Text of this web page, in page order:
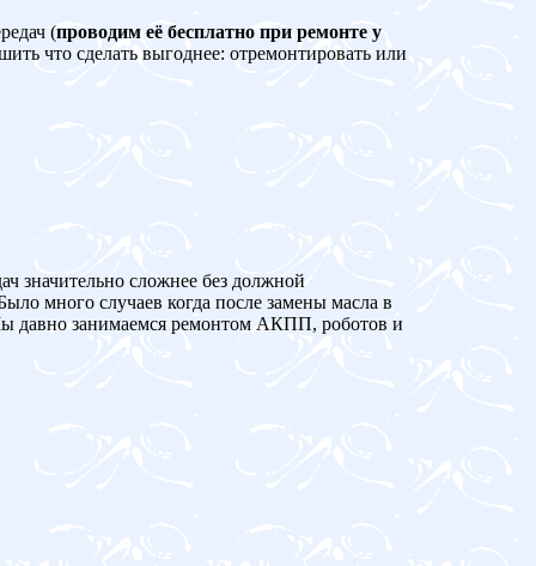
(проводим её бесплатно при ремонте у
что сделать выгоднее: отремонтировать или
значительно сложнее без должной
много случаев когда после замены масла в
занимаемся ремонтом АКПП, роботов и